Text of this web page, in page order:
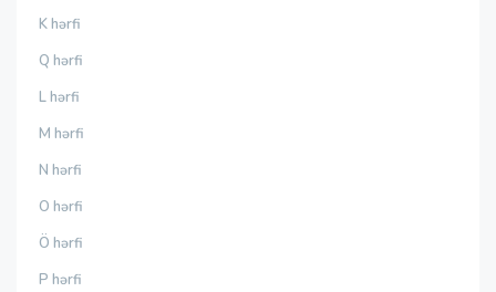
K hərfi
Q hərfi
L hərfi
M hərfi
N hərfi
O hərfi
Ö hərfi
P hərfi